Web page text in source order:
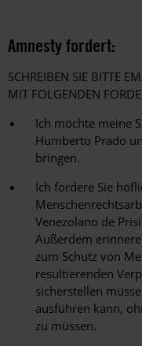
Amnesty fordert:
SCHREIBEN SIE BITTE
MIT FOLGENDEN
Ich möchte meine
Humberto Prado
bringen.
Ich fordere Sie
Venezolano de
Außerdem
zum Schutz von
resultierenden
sicherstellen
ausführen kann,
zu müssen.